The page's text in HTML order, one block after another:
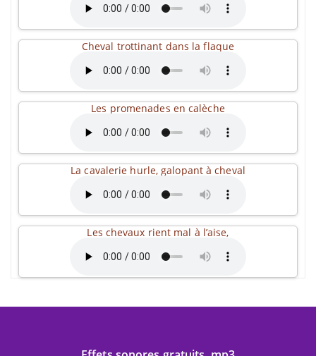
Cheval trottinant dans la flaque
Les promenades en calèche
La cavalerie hurle, galopant à cheval
Les chevaux rient mal à l’aise,